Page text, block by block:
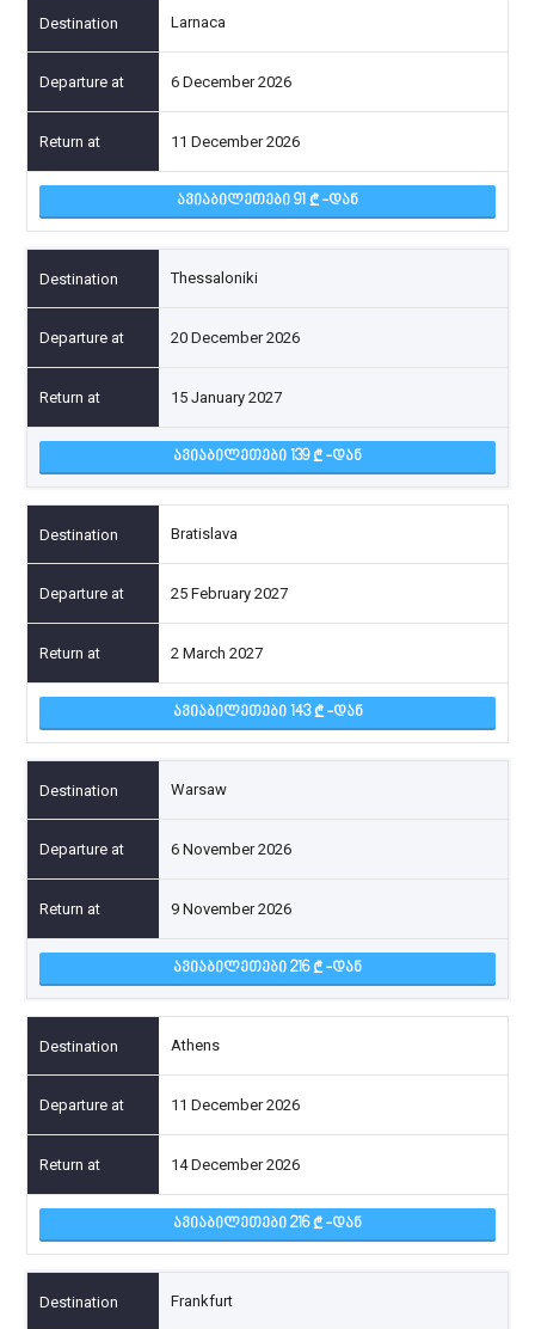
Larnaca
6 December 2026
11 December 2026
ᲐᲕᲘᲐᲑᲘᲚᲔᲗᲔᲑᲘ 91 -ᲓᲐᲜ
Thessaloniki
20 December 2026
15 January 2027
ᲐᲕᲘᲐᲑᲘᲚᲔᲗᲔᲑᲘ 139 -ᲓᲐᲜ
Bratislava
25 February 2027
2 March 2027
ᲐᲕᲘᲐᲑᲘᲚᲔᲗᲔᲑᲘ 143 -ᲓᲐᲜ
Warsaw
6 November 2026
9 November 2026
ᲐᲕᲘᲐᲑᲘᲚᲔᲗᲔᲑᲘ 216 -ᲓᲐᲜ
Athens
11 December 2026
14 December 2026
ᲐᲕᲘᲐᲑᲘᲚᲔᲗᲔᲑᲘ 216 -ᲓᲐᲜ
Frankfurt